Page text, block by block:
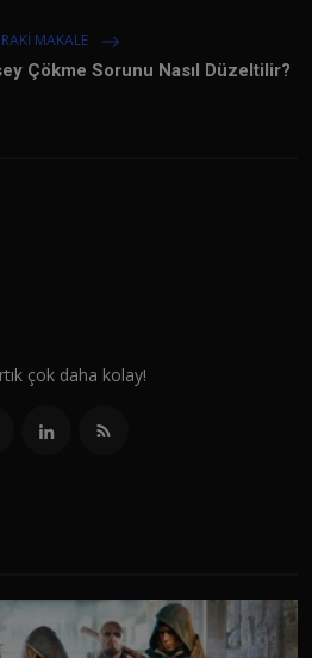
MAKALE
Çökme Sorunu Nasıl Düzeltilir?
çok daha kolay!